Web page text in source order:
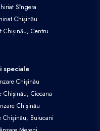
Sîngera
Chișinău
Chișinău, Centru
speciale
Chișinău
Chișinău, Ciocana
Chișinău
Chișinău, Buiucani